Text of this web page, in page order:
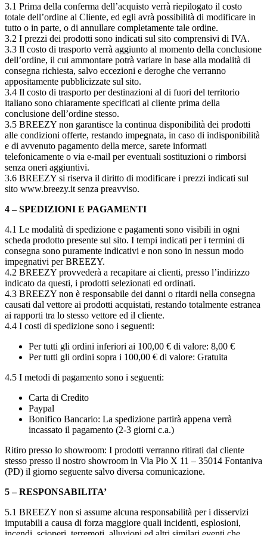
3.1 Prima della conferma dell’acquisto verrà riepilogato il costo
totale dell’ordine al Cliente, ed egli avrà possibilità di modificare in
tutto o in parte, o di annullare completamente tale ordine.
3.2 I prezzi dei prodotti sono indicati sul sito comprensivi di IVA.
3.3 Il costo di trasporto verrà aggiunto al momento della conclusione
dell’ordine, il cui ammontare potrà variare in base alla modalità di
consegna richiesta, salvo eccezioni e deroghe che verranno
appositamente pubblicizzate sul sito.
3.4 Il costo di trasporto per destinazioni al di fuori del territorio
italiano sono chiaramente specificati al cliente prima della
conclusione dell’ordine stesso.
3.5 BREEZY non garantisce la continua disponibilità dei prodotti
alle condizioni offerte, restando impegnata, in caso di indisponibilità
e di avvenuto pagamento della merce, sarete informati
telefonicamente o via e-mail per eventuali sostituzioni o rimborsi
senza oneri aggiuntivi.
3.6 BREEZY si riserva il diritto di modificare i prezzi indicati sul
sito www.breezy.it senza preavviso.
4 – SPEDIZIONI E PAGAMENTI
4.1 Le modalità di spedizione e pagamenti sono visibili in ogni
scheda prodotto presente sul sito. I tempi indicati per i termini di
consegna sono puramente indicativi e non sono in nessun modo
impegnativi per BREEZY.
4.2 BREEZY provvederà a recapitare ai clienti, presso l’indirizzo
indicato da questi, i prodotti selezionati ed ordinati.
4.3 BREEZY non è responsabile dei danni o ritardi nella consegna
causati dal vettore ai prodotti acquistati, restando totalmente estranea
ai rapporti tra lo stesso vettore ed il cliente.
4.4 I costi di spedizione sono i seguenti:
Per tutti gli ordini inferiori ai 100,00 € di valore: 8,00 €
Per tutti gli ordini sopra i 100,00 € di valore: Gratuita
4.5 I metodi di pagamento sono i seguenti:
Carta di Credito
Paypal
Bonifico Bancario: La spedizione partirà appena verrà
incassato il pagamento (2-3 giorni c.a.)
Ritiro presso lo showroom: I prodotti verranno ritirati dal cliente
stesso presso il nostro showroom in Via Pio X 11 – 35014 Fontaniva
(PD) il giorno seguente salvo diversa comunicazione.
5 – RESPONSABILITA’
5.1 BREEZY non si assume alcuna responsabilità per i disservizi
imputabili a causa di forza maggiore quali incidenti, esplosioni,